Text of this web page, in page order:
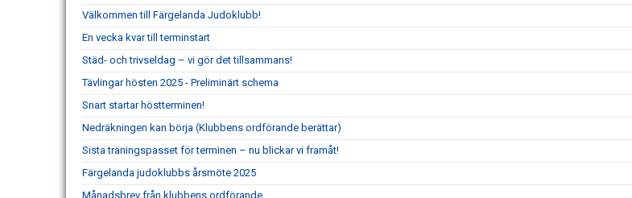
Välkommen till Färgelanda Judoklubb!
En vecka kvar till terminstart
Städ- och trivseldag – vi gör det tillsammans!
Tävlingar hösten 2025 - Preliminärt schema
Snart startar höstterminen!
Nedräkningen kan börja (Klubbens ordförande berättar)
Sista träningspasset för terminen – nu blickar vi framåt!
Färgelanda judoklubbs årsmöte 2025
Månadsbrev från klubbens ordförande